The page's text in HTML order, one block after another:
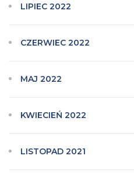
LIPIEC 2022
CZERWIEC 2022
MAJ 2022
KWIECIEŃ 2022
LISTOPAD 2021